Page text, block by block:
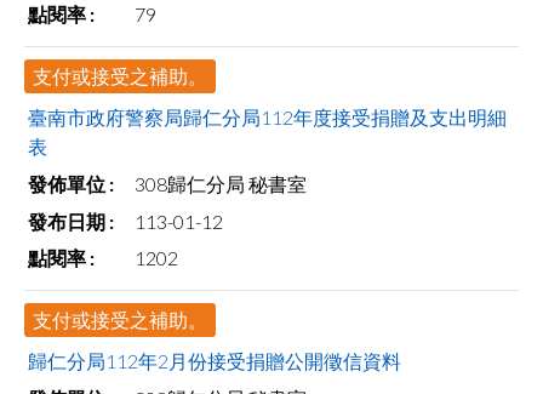
79
支付或接受之補助。
臺南市政府警察局歸仁分局112年度接受捐贈及支出明細
表
308歸仁分局 秘書室
113-01-12
1202
支付或接受之補助。
歸仁分局112年2月份接受捐贈公開徵信資料